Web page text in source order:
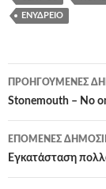
ΕΝΥΔΡΕΊΟ
Πλοήγηση
άρθρων
ΠΡΟΗΓΟΎΜΕΝΕΣ
Stonemouth – No
ΕΠΌΜΕΝΕΣ
Εγκατάσταση